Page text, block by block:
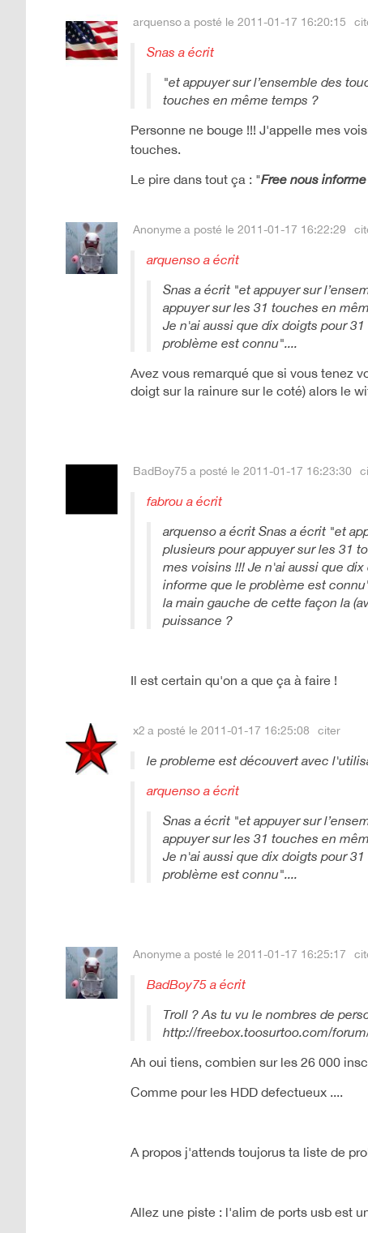
arquenso a posté le 2011-01-17 16:20:15
Snas a écrit
"et appuyer sur l’ensemble des
touches en même temps ?
Personne ne bouge !!! J'appelle mes
touches.
Le pire dans tout ça : "Free nous
Anonyme a posté le 2011-01-17 16:22:29
arquenso a écrit
Snas a écrit "et appuyer sur
appuyer sur les 31 touches en
Je n'ai aussi que dix doigts pour
problème est connu"....
Avez vous remarqué que si vous tenez
doigt sur la rainure sur le coté) alors le
BadBoy75 a posté le 2011-01-17 16:23:30
fabrou a écrit
arquenso a écrit Snas a écrit "et
plusieurs pour appuyer sur les 31
mes voisins !!! Je n'ai aussi que
informe que le problème est
la main gauche de cette façon la
puissance ?
Il est certain qu'on a que ça à faire !
x2 a posté le 2011-01-17 16:25:08 citer
le probleme est découvert avec
arquenso a écrit
Snas a écrit "et appuyer sur
appuyer sur les 31 touches en
Je n'ai aussi que dix doigts pour
problème est connu"....
Anonyme a posté le 2011-01-17 16:25:17
BadBoy75 a écrit
Troll ? As tu vu le nombres de
http://freebox.toosurtoo.com/
Ah oui tiens, combien sur les 26 000
Comme pour les HDD defectueux ....
A propos j'attends toujorus ta liste de
Allez une piste : l'alim de ports usb est